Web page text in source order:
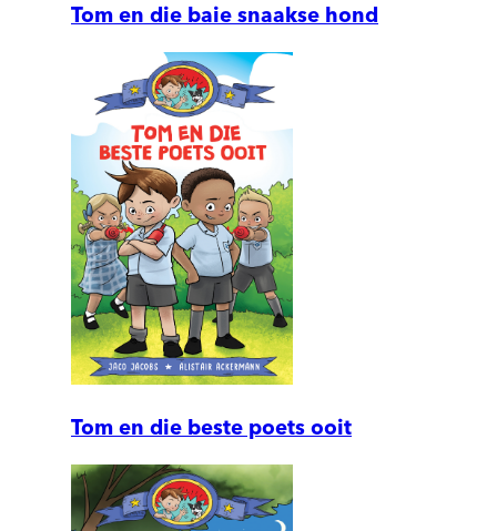
Tom en die baie snaakse hond
Tom en die beste poets ooit